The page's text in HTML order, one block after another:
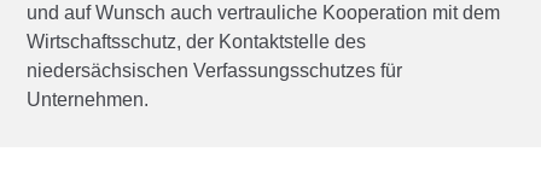
und auf Wunsch auch vertrauliche Kooperation mit dem
Wirtschaftsschutz, der Kontaktstelle des
niedersächsischen Verfassungsschutzes für
Unternehmen.